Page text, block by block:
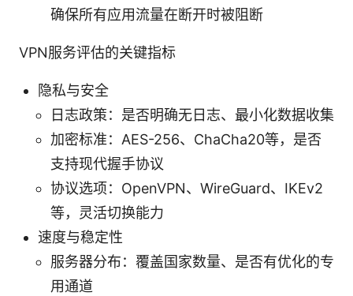
确保所有应用流量在断开时被阻断
VPN服务评估的关键指标
隐私与安全
日志政策：是否明确无日志、最小化数据收集
加密标准：AES-256、ChaCha20等，是否
支持现代握手协议
协议选项：OpenVPN、WireGuard、IKEv2
等，灵活切换能力
速度与稳定性
服务器分布：覆盖国家数量、是否有优化的专
用通道